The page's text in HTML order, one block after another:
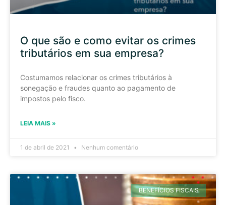
O que são e como evitar os crimes
tributários em sua empresa?
Costumamos relacionar os crimes tributários à
sonegação e fraudes quanto ao pagamento de
impostos pelo fisco.
LEIA MAIS »
1 de abril de 2021 Nenhum comentário
BENEFÍCIOS FISCAIS